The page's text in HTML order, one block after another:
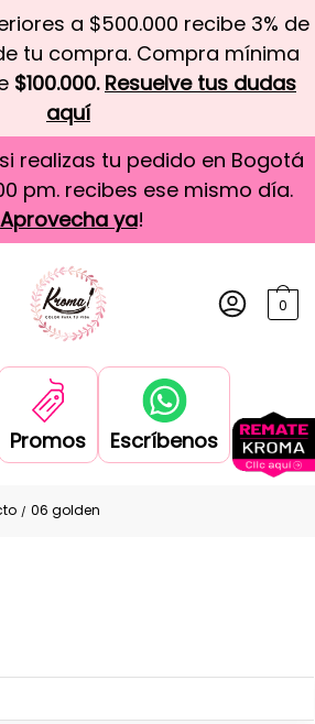
a $500.000 recibe 3% de
tu compra. Compra mínima
$100.000. Resuelve tus dudas
aquí
realizas tu pedido en Bogotá
pm. recibes ese mismo día.
Aprovecha ya!
0
Promos Escríbenos
/ 06 golden